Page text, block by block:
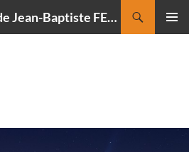
CIELMANIA : le blog de Jean-Baptiste FELDMANN, photographe du ciel